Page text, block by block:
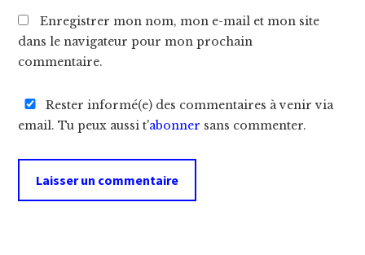
Enregistrer mon nom, mon e-mail et mon site
dans le navigateur pour mon prochain
commentaire.
Rester informé(e) des commentaires à venir via
email. Tu peux aussi t'abonner sans commenter.